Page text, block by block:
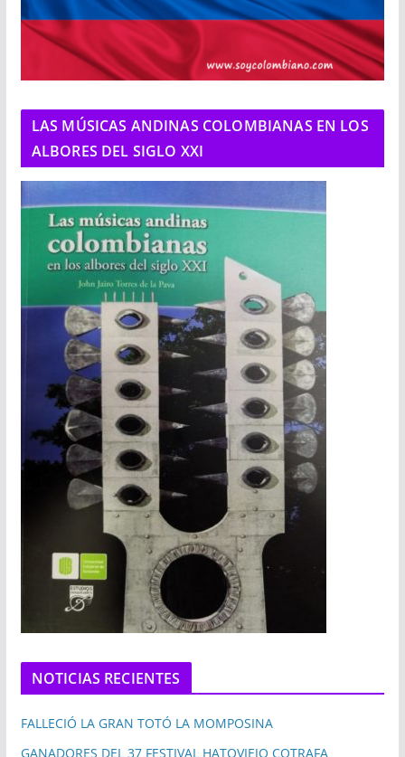
LAS MÚSICAS ANDINAS COLOMBIANAS EN LOS
ALBORES DEL SIGLO XXI
NOTICIAS RECIENTES
FALLECIÓ LA GRAN TOTÓ LA MOMPOSINA
GANADORES DEL 37 FESTIVAL HATOVIEJO COTRAFA